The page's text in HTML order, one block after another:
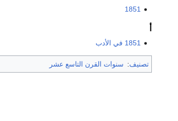
1851
1851 في الأدب
تصنيف: سنوات القرن التاسع عشر